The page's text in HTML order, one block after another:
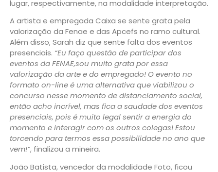
lugar, respectivamente, na modalidade interpretação.
A artista e empregada Caixa se sente grata pela
valorização da Fenae e das Apcefs no ramo cultural.
Além disso, Sarah diz que sente falta dos eventos
presenciais. “Eu faço questão de participar dos
eventos da FENAE,sou muito grata por essa
valorização da arte e do empregado! O evento no
formato on-line é uma alternativa que viabilizou o
concurso nesse momento de distanciamento social,
então acho incrível, mas fica a saudade dos eventos
presenciais, pois é muito legal sentir a energia do
momento e interagir com os outros colegas! Estou
torcendo para termos essa possibilidade no ano que
vem!”, finalizou a mineira.
João Batista, vencedor da modalidade Foto, ficou